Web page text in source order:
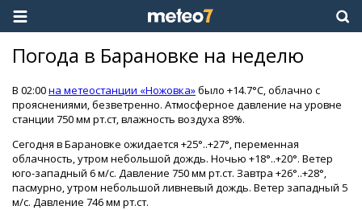
Погода в Барановке на неделю
В 02:00на метеостанции «Ножовка»было +14.7°C, облачно с
прояснениями, безветренно. Атмосферное давление на уровне
станции 750 мм рт.ст, влажность воздуха 89%.
Сегодня в Барановке ожидается +25°..+27°, переменная
облачность, утром небольшой дождь. Ночью +18°..+20°. Ветер
юго-западный 6 м/с. Давление 750 мм рт.ст. Завтра +26°..+28°,
пасмурно, утром небольшой ливневый дождь. Ветер западный 5
м/с. Давление 746 мм рт.ст.